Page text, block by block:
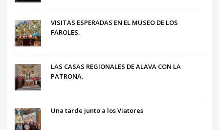
VISITAS ESPERADAS EN EL MUSEO DE LOS
FAROLES.
LAS CASAS REGIONALES DE ALAVA CON LA
PATRONA.
Una tarde junto a los Viatores